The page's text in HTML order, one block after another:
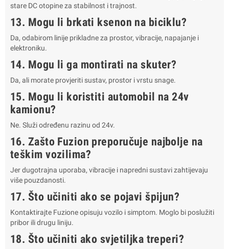
stare DC otopine za stabilnost i trajnost.
13. Mogu li brkati ksenon na biciklu?
Da, odabirom linije prikladne za prostor, vibracije, napajanje i
elektroniku.
14. Mogu li ga montirati na skuter?
Da, ali morate provjeriti sustav, prostor i vrstu snage.
15. Mogu li koristiti automobil na 24v
kamionu?
Ne. Služi određenu razinu od 24v.
16. Zašto Fuzion preporučuje najbolje na
teškim vozilima?
Jer dugotrajna uporaba, vibracije i napredni sustavi zahtijevaju
više pouzdanosti.
17. Što učiniti ako se pojavi špijun?
Kontaktirajte Fuzione opisuju vozilo i simptom. Moglo bi poslužiti
pribor ili drugu liniju.
18. Što učiniti ako svjetiljka treperi?